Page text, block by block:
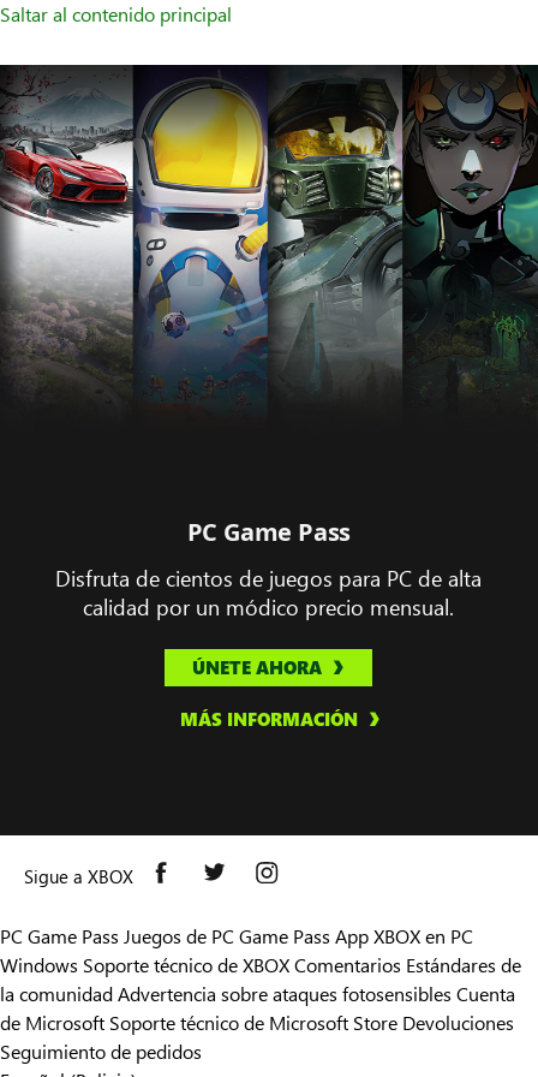
Saltar al contenido principal
PC Game Pass
Disfruta de cientos de juegos para PC de alta
calidad por un módico precio mensual.
ÚNETE AHORA
MÁS INFORMACIÓN
Sigue a XBOX
PC Game Pass Juegos de PC Game Pass App XBOX en PC
Windows Soporte técnico de XBOXComentarios Estándares de
la comunidadAdvertencia sobre ataques fotosensibles Cuenta
de Microsoft Soporte técnico de Microsoft Store Devoluciones
Seguimiento de pedidos